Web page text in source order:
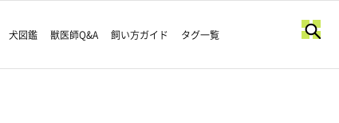
犬図鑑 獣医師Q&A 飼い方ガイド タグ一覧